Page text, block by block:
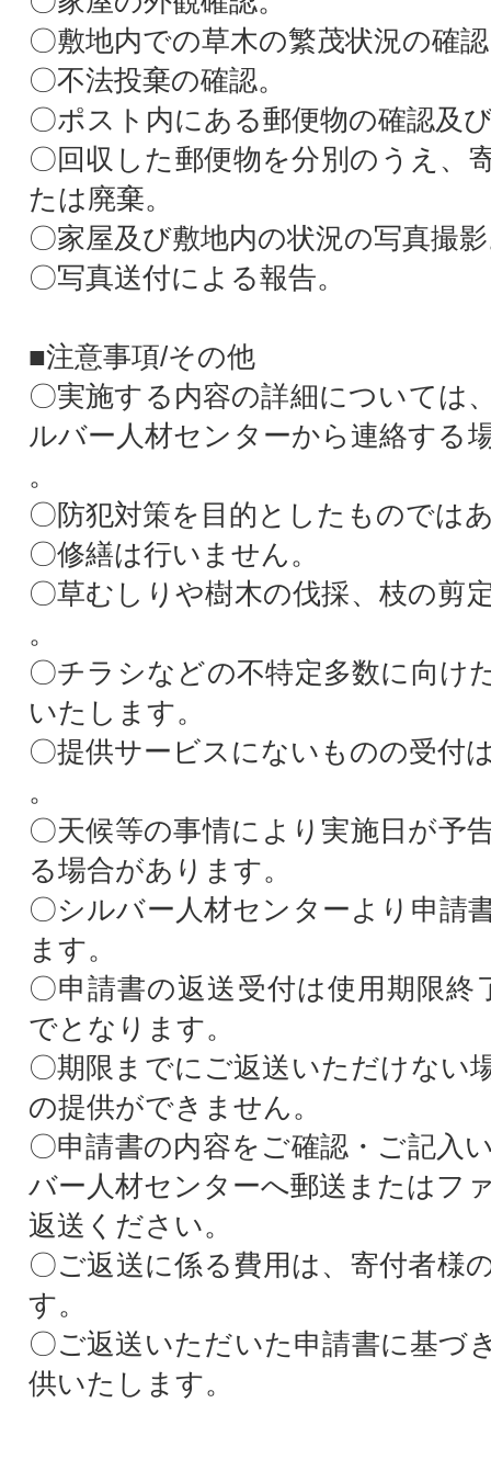
〇敷地内での草木の繁茂状況の確
〇不法投棄の確認。
〇ポスト内にある郵便物の確認及
〇回収した郵便物を分別のうえ、
たは廃棄。
〇家屋及び敷地内の状況の写真撮
〇写真送付による報告。
■注意事項/その他
〇実施する内容の詳細については
ルバー人材センターから連絡する
。
〇防犯対策を目的としたものでは
〇修繕は行いません。
〇草むしりや樹木の伐採、枝の剪
。
〇チラシなどの不特定多数に向け
いたします。
〇提供サービスにないものの受付
。
〇天候等の事情により実施日が予
る場合があります。
〇シルバー人材センターより申請
ます。
〇申請書の返送受付は使用期限終
でとなります。
〇期限までにご返送いただけない
の提供ができません。
〇申請書の内容をご確認・ご記入
バー人材センターへ郵送またはフ
返送ください。
〇ご返送に係る費用は、寄付者様
す。
〇ご返送いただいた申請書に基づ
供いたします。